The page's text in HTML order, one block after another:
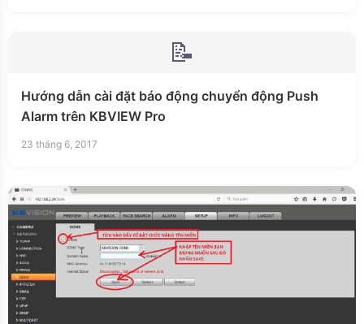
📝
Hướng dẫn cài đặt báo động chuyển động Push
Alarm trên KBVIEW Pro
23 tháng 6, 2017